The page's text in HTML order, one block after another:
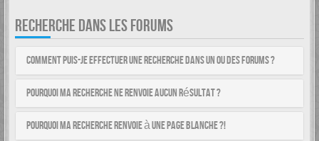
RECHERCHE DANS LES FORUMS
Comment puis-je effectuer une recherche dans un ou des forums ?
Pourquoi ma recherche ne renvoie aucun résultat ?
Pourquoi ma recherche renvoie à une page blanche ?!